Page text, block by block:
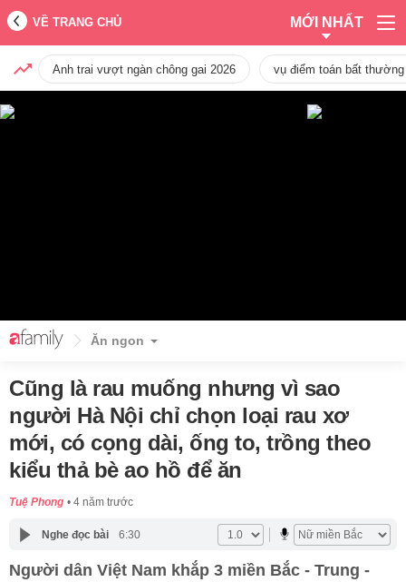
VỀ TRANG CHỦ MỚI NHẤT
Anh trai vượt ngàn chông gai 2026 vụ điểm toán bất
Ăn ngon
Cũng là rau muống nhưng vì sao
người Hà Nội chỉ chọn loại rau xơ
mới, có cọng dài, ống to, trồng theo
kiểu thả bè ao hồ để ăn
Tuệ Phong 4 năm trước
Nghe đọc bài 6:30
Người dân Việt Nam khắp 3 miền Bắc - Trung -